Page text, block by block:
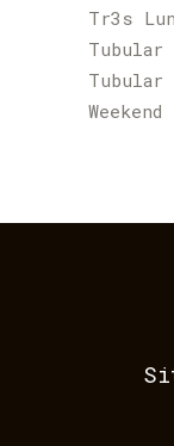
Tr3s
Tubular
Weekend